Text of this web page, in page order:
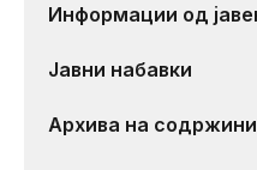
Информации од
Јавни набавки
Архива на содржини